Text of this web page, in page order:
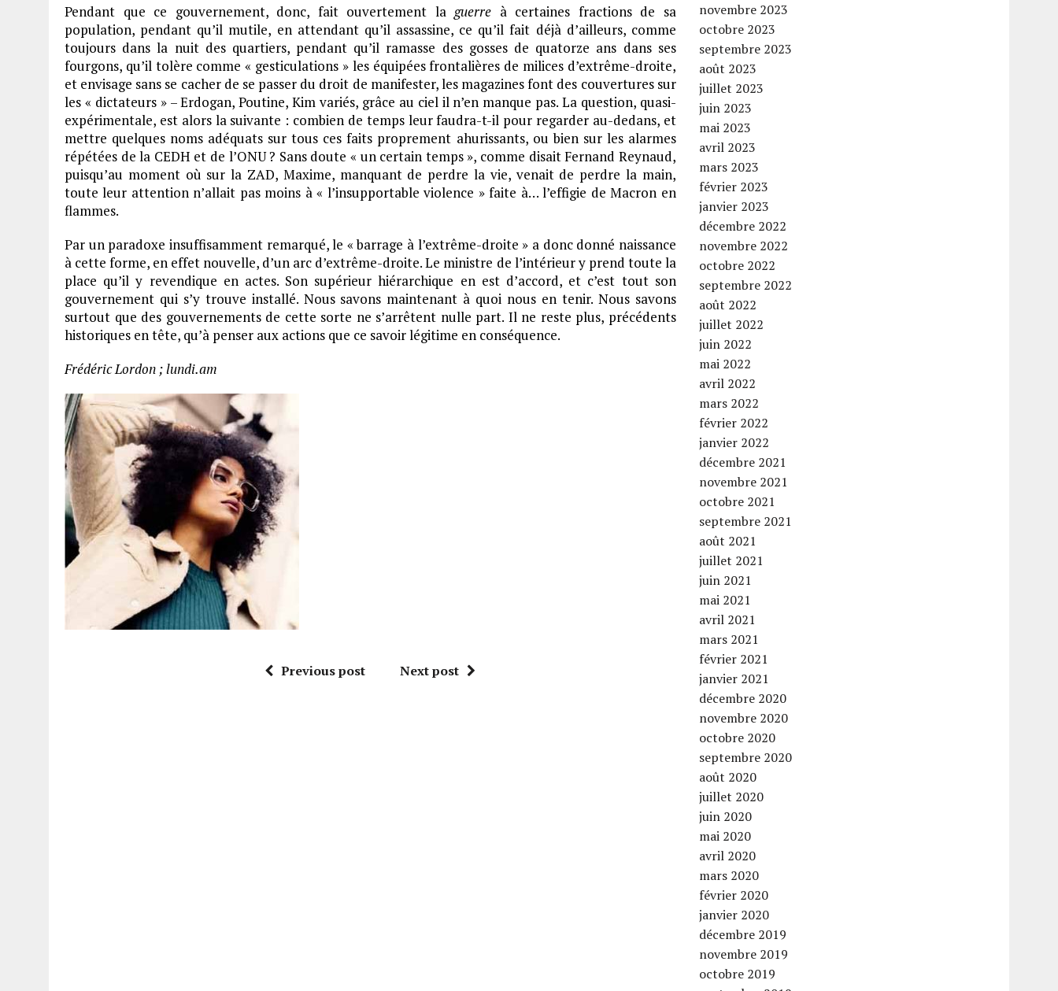
Pendant que ce gouvernement, donc, fait ouvertement laguerre à certaines fractions de sa
population, pendant qu’il mutile, en attendant qu’il assassine, ce qu’il fait déjà d’ailleurs, comme
toujours dans la nuit des quartiers, pendant qu’il ramasse des gosses de quatorze ans dans ses
fourgons, qu’il tolère comme « gesticulations » les équipées frontalières de milices d’extrême-droite,
et envisage sans se cacher de se passer du droit de manifester, les magazines font des couvertures sur
les « dictateurs » – Erdogan, Poutine, Kim variés, grâce au ciel il n’en manque pas. La question, quasi-
expérimentale, est alors la suivante : combien de temps leur faudra-t-il pour regarder au-dedans, et
mettre quelques noms adéquats sur tous ces faits proprement ahurissants, ou bien sur les alarmes
répétées de la CEDH et de l’ONU ? Sans doute « un certain temps », comme disait Fernand Reynaud,
puisqu’au moment où sur la ZAD, Maxime, manquant de perdre la vie, venait de perdre la main,
toute leur attention n’allait pas moins à « l’insupportable violence » faite à… l’effigie de Macron en
flammes.
Par un paradoxe insuffisamment remarqué, le « barrage à l’extrême-droite » a donc donné naissance
à cette forme, en effet nouvelle, d’un arc d’extrême-droite. Le ministre de l’intérieur y prend toute la
place qu’il y revendique en actes. Son supérieur hiérarchique en est d’accord, et c’est tout son
gouvernement qui s’y trouve installé. Nous savons maintenant à quoi nous en tenir. Nous savons
surtout que des gouvernements de cette sorte ne s’arrêtent nulle part. Il ne reste plus, précédents
historiques en tête, qu’à penser aux actions que ce savoir légitime en conséquence.
Frédéric Lordon ; lundi.am
Previous post Next post
novembre 2023
octobre 2023
septembre 2023
août 2023
juillet 2023
juin 2023
mai 2023
avril 2023
mars 2023
février 2023
janvier 2023
décembre 2022
novembre 2022
octobre 2022
septembre 2022
août 2022
juillet 2022
juin 2022
mai 2022
avril 2022
mars 2022
février 2022
janvier 2022
décembre 2021
novembre 2021
octobre 2021
septembre 2021
août 2021
juillet 2021
juin 2021
mai 2021
avril 2021
mars 2021
février 2021
janvier 2021
décembre 2020
novembre 2020
octobre 2020
septembre 2020
août 2020
juillet 2020
juin 2020
mai 2020
avril 2020
mars 2020
février 2020
janvier 2020
décembre 2019
novembre 2019
octobre 2019